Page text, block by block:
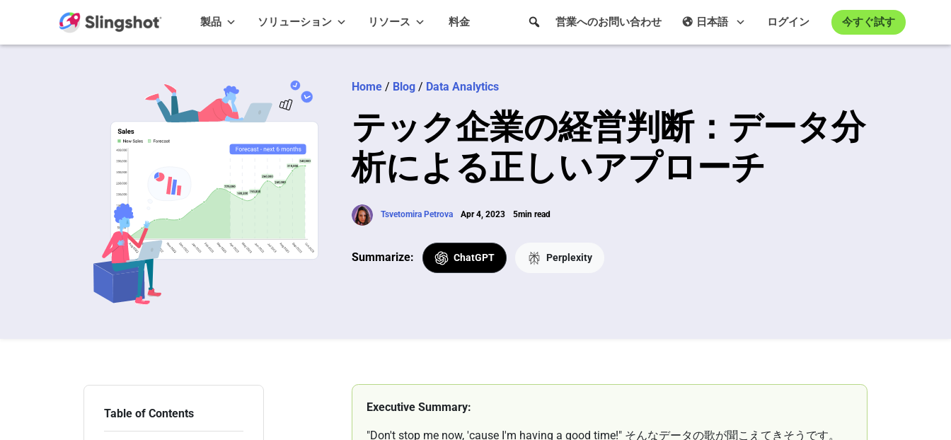
製品 ソリューション リソース 料金 今すぐ試す
ログイン
日本語
営業へのお問い合わせ
Home / Blog / Data Analytics
テック企業の経営判断：データ分
析による正しいアプローチ
Tsvetomira Petrova Apr 4, 2023 5min read
Summarize: ChatGPT Perplexity
Table of Contents Executive Summary:
"Don't stop me now, 'cause I'm having a good time!" そんなデータの歌が聞こえてきそうです。